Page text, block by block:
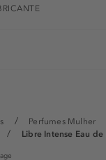
Perfumes Mulher
Libre Intense Eau de